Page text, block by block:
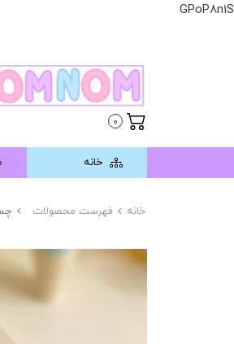
GPoP8n1S
0
خانه
خانه فهرست محصولات